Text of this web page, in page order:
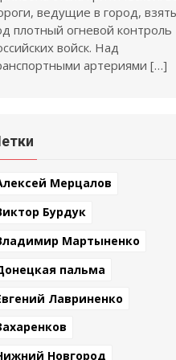
ведущие в город,
плотный огневой контроль
войск. Над
артериями […]
Мерцалов
Бурдук
Мартыненко
пальма
Лавриненко
Новгород